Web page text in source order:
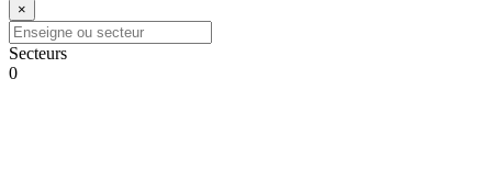
×
Secteurs
0